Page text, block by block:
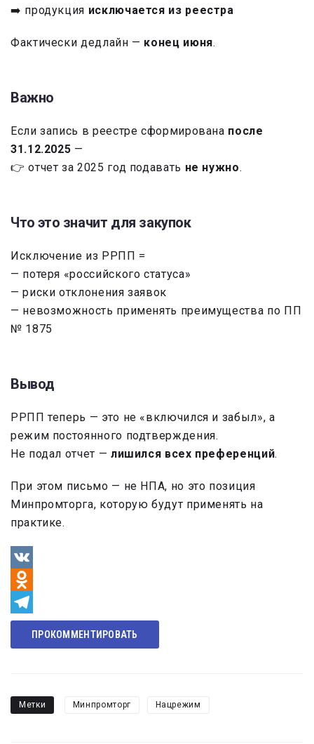
➡️ продукция исключается из реестра
Фактически дедлайн — конец июня.
Важно
Если запись в реестре сформирована после
31.12.2025 —
👉 отчет за 2025 год подавать не нужно.
Что это значит для закупок
Исключение из РРПП =
— потеря «российского статуса»
— риски отклонения заявок
— невозможность применять преимущества по ПП
№ 1875
Вывод
РРПП теперь — это не «включился и забыл», а
режим постоянного подтверждения.
Не подал отчет — лишился всех преференций.
При этом письмо — не НПА, но это позиция
Минпромторга, которую будут применять на
практике.
VK
Odnoklassniki
Telegram
ПРОКОММЕНТИРОВАТЬ
Метки Минпромторг Нацрежим